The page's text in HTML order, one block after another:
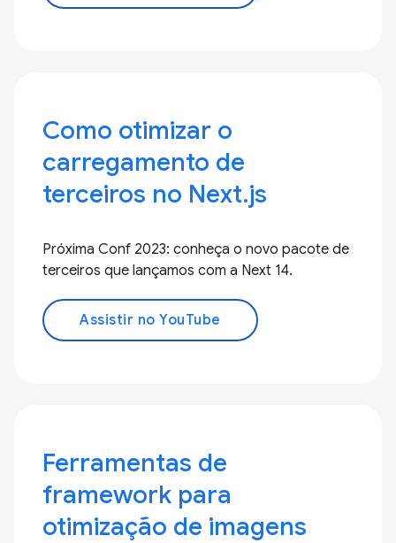
Como otimizar o
carregamento de
terceiros no Next.js
Próxima Conf 2023: conheça o novo pacote de
terceiros que lançamos com a Next 14.
Assistir no YouTube
Ferramentas de
framework para
otimização de imagens